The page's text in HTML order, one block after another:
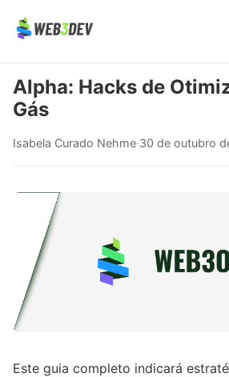
Alpha: Hacks de
Gás
Isabela Curado Nehme·30 de outubro
Este guia completo indicará